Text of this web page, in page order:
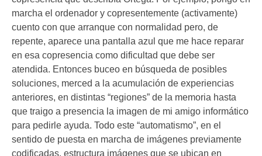
marcha el ordenador y copresentemente (activamente)
cuento con que arranque con normalidad pero, de
repente, aparece una pantalla azul que me hace reparar
en esa copresencia como dificultad que debe ser
atendida. Entonces buceo en búsqueda de posibles
soluciones, merced a la acumulación de experiencias
anteriores, en distintas “regiones” de la memoria hasta
que traigo a presencia la imagen de mi amigo informático
para pedirle ayuda. Todo este “automatismo”, en el
sentido de puesta en marcha de imágenes previamente
codificadas, estructura imágenes que se ubican en